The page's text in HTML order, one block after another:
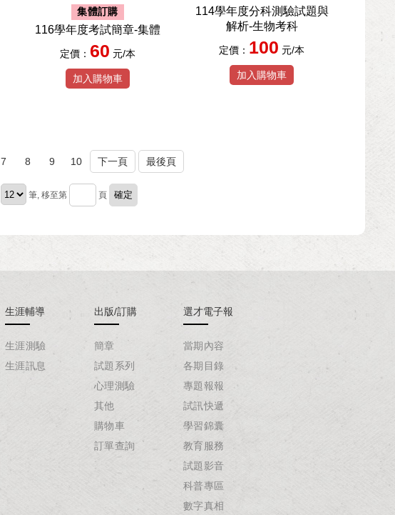
集體訂購
116學年度考試簡章-集體
定價： 60 元/本
加入購物車
114學年度分科測驗試題與
解析-生物考科
定價： 100 元/本
加入購物車
7 8 9 10 下一頁 最後頁
筆, 移至第 頁
生涯輔導
生涯測驗
生涯訊息
出版/訂購
簡章
試題系列
心理測驗
其他
購物車
訂單查詢
選才電子報
當期內容
各期目錄
專題報報
試訊快遞
學習錦囊
教育服務
試題影音
科普專區
數字真相